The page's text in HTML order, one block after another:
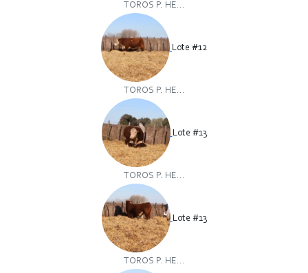
TOROS P. HE...
Lote #12
TOROS P. HE...
Lote #13
TOROS P. HE...
Lote #13
TOROS P. HE...